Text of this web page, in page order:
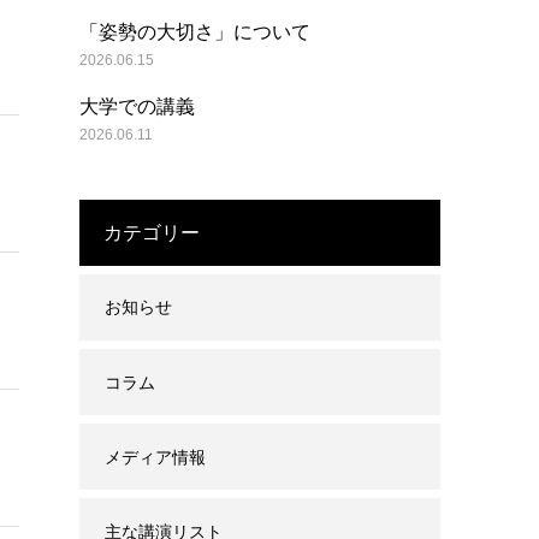
「姿勢の大切さ」について
2026.06.15
大学での講義
2026.06.11
カテゴリー
お知らせ
コラム
メディア情報
主な講演リスト